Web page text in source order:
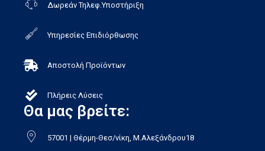
Δωρεάν Τηλεφ.Υποστήριξη
Υπηρεσίες Επιδιόρθωσης
Αποστολή Προϊόντων
Πλήρεις Λύσεις
Θα μας βρείτε:
57001 | Θέρμη-Θεσ/νίκη, Μ.Αλεξάνδρου18